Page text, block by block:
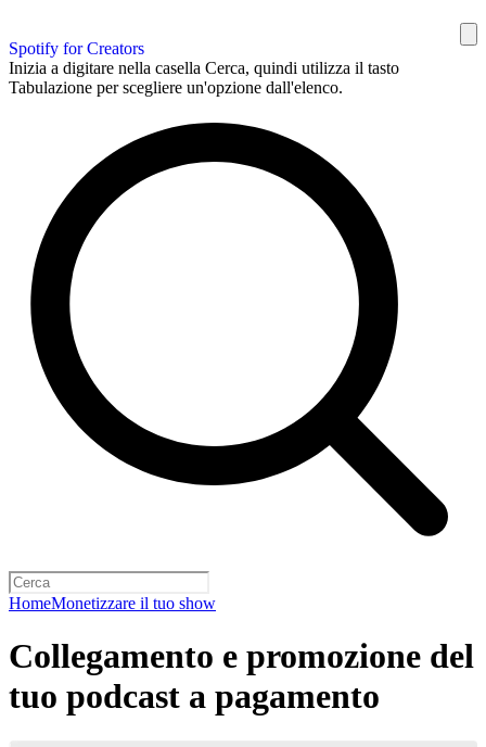
Spotify for Creators
Inizia a digitare nella casella Cerca, quindi utilizza il tasto
Tabulazione per scegliere un'opzione dall'elenco.
HomeMonetizzare il tuo show
Collegamento e promozione del
tuo podcast a pagamento